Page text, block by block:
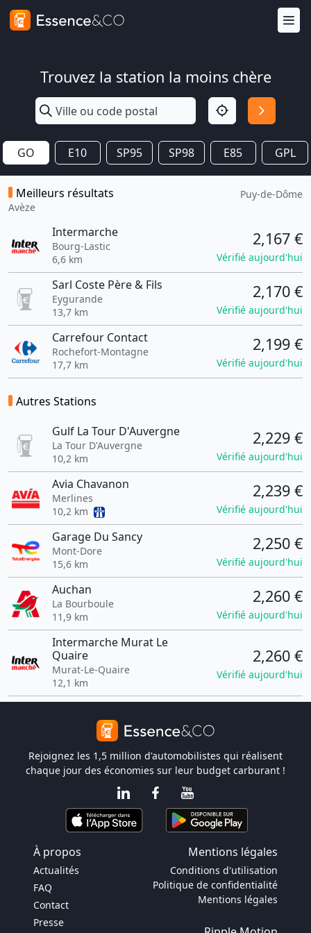
Trouvez la station la moins chère
GO E10 SP95 SP98 E85 GPL
Meilleurs résultats
Avèze
Puy-de-Dôme
Intermarche
Bourg-Lastic
6,6 km
2,167 €
Vérifié aujourd'hui
Sarl Coste Père & Fils
Eygurande
13,7 km
2,170 €
Vérifié aujourd'hui
Carrefour Contact
Rochefort-Montagne
17,7 km
2,199 €
Vérifié aujourd'hui
Autres Stations
Gulf La Tour D'Auvergne
La Tour D'Auvergne
10,2 km
2,229 €
Vérifié aujourd'hui
Avia Chavanon
Merlines
10,2 km
2,239 €
Vérifié aujourd'hui
Garage Du Sancy
Mont-Dore
15,6 km
2,250 €
Vérifié aujourd'hui
Auchan
La Bourboule
11,9 km
2,260 €
Vérifié aujourd'hui
Intermarche Murat Le
Quaire
Murat-Le-Quaire
12,1 km
2,260 €
Vérifié aujourd'hui
Rejoignez les 1,5 million d'automobilistes qui réalisent
chaque jour des économies sur leur budget carburant !
À propos Mentions légales
Actualités
FAQ
Contact
Presse
Conditions d'utilisation
Politique de confidentialité
Mentions légales